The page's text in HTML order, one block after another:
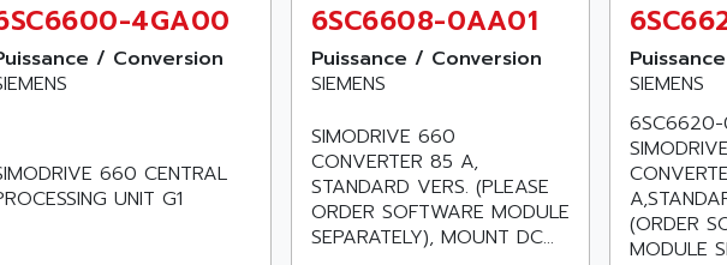
4GA00
/ Conversion
660 CENTRAL
UNIT G1
6SC6608-0AA01
Puissance / Conversion
SIEMENS
SIMODRIVE 660
CONVERTER 85 A,
STANDARD VERS. (PLEASE
ORDER SOFTWARE MODULE
SEPARATELY), MOUNT DC...
SIEMENS
(ORDER
MODULE